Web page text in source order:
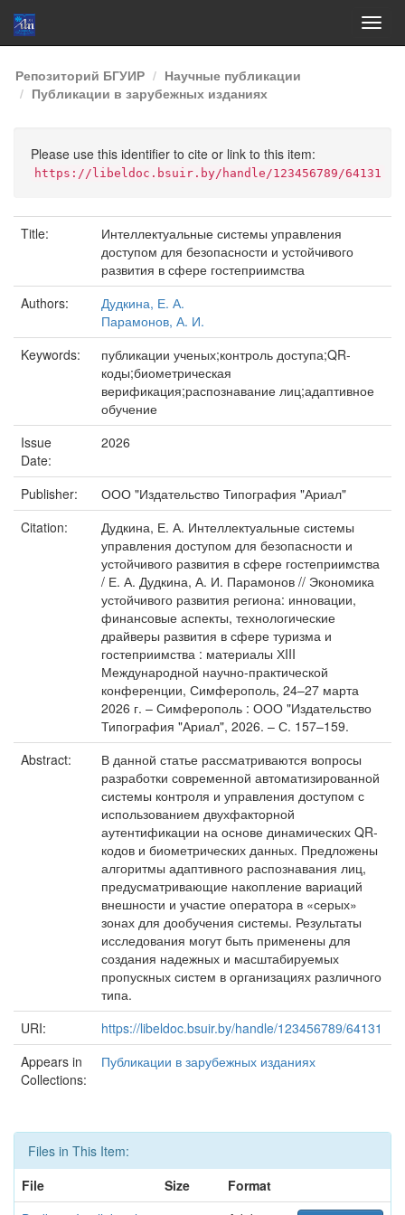
Skip
navigation
Репозиторий БГУИР
Научные публикации
Публикации в зарубежных изданиях
Please use this identifier to cite or link to this item:
https://libeldoc.bsuir.by/handle/123456789/64131
Title:
Интеллектуальные системы управления
доступом для безопасности и устойчивого
развития в сфере гостеприимства
Authors:
Дудкина, Е. А.
Парамонов, А. И.
Keywords:
публикации ученых;контроль доступа;QR-
коды;биометрическая
верификация;распознавание лиц;адаптивное
обучение
Issue
Date:
2026
Publisher:
ООО "Издательство Типография "Ариал"
Citation:
Дудкина, Е. А. Интеллектуальные системы
управления доступом для безопасности и
устойчивого развития в сфере гостеприимства
/ Е. А. Дудкина, А. И. Парамонов // Экономика
устойчивого развития региона: инновации,
финансовые аспекты, технологические
драйверы развития в сфере туризма и
гостеприимства : материалы ХIII
Международной научно-практической
конференции, Симферополь, 24–27 марта
2026 г. – Симферополь : ООО "Издательство
Типография "Ариал", 2026. – С. 157–159.
Abstract:
В данной статье рассматриваются вопросы
разработки современной автоматизированной
системы контроля и управления доступом с
использованием двухфакторной
аутентификации на основе динамических QR-
кодов и биометрических данных. Предложены
алгоритмы адаптивного распознавания лиц,
предусматривающие накопление вариаций
внешности и участие оператора в «серых»
зонах для дообучения системы. Результаты
исследования могут быть применены для
создания надежных и масштабируемых
пропускных систем в организациях различного
типа.
URI:
https://libeldoc.bsuir.by/handle/123456789/64131
Appears in
Collections:
Публикации в зарубежных изданиях
Files in This Item:
File
Size
Format